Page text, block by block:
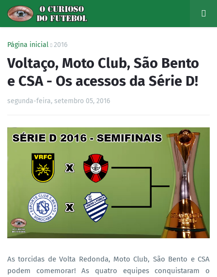
Página inicial 2016
Voltaço, Moto Club, São Bento
e CSA - Os acessos da Série D!
segunda-feira, setembro 05, 2016
As torcidas de Volta Redonda, Moto Club, São Bento e CSA
podem comemorar! As quatro equipes conquistaram o